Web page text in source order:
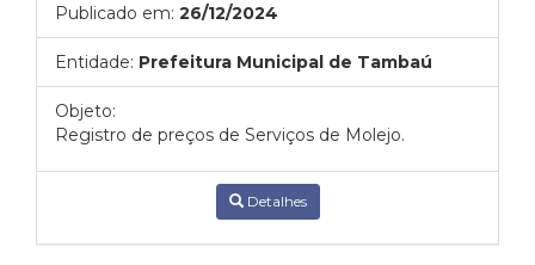
Publicado em: 26/12/2024
Entidade: Prefeitura Municipal de Tambaú
Objeto:
Registro de preços de Serviços de Molejo.
Detalhes